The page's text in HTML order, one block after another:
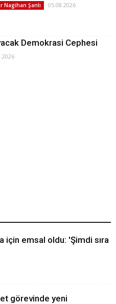
Nagihan Şanlı 05.08.2026
Demokrasi Cephesi
için emsal oldu: 'Şimdi sıra
görevinde yeni